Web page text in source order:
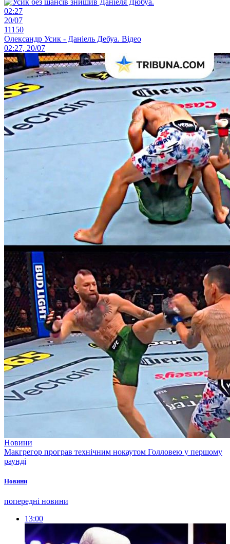
02:27
20/07
11150
Олександр Усик - Даніель Дебуа. Відео
02:27, 20/07
Новини
Макгрегор програв технічним нокаутом Голловею у першому
раунді
Новини
попередні новини
13:00